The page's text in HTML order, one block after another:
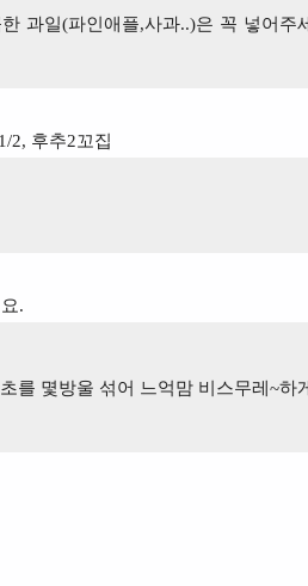
과일(파인애플,사과..)은 꼭 넣어주
2, 후추2꼬집
.
를 몇방울 섞어 느억맘비스무레~하